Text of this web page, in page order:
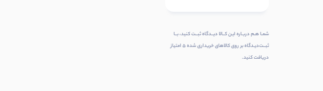
شمـا هـم دربـاره ایـن کــالا دیــدگاه ثبــت کنید، بــا
ثبــت‌دیـدگاه بر روی کالاهای خریداری شده ۵ امتیاز
دریافت کنید.